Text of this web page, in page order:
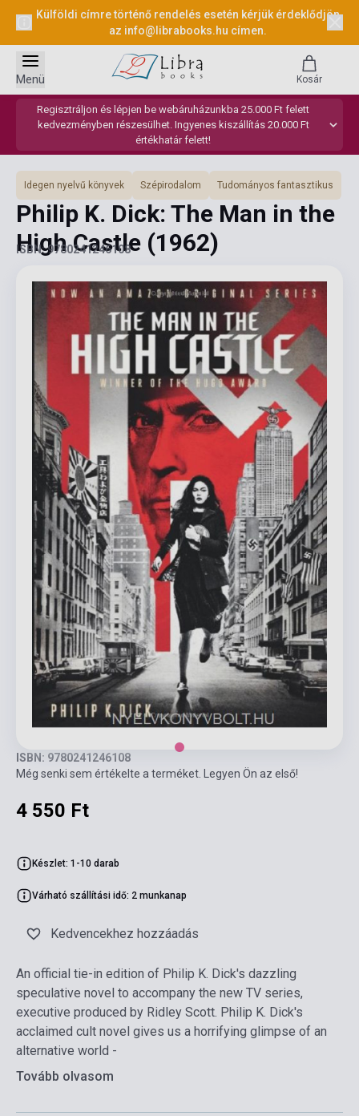
Külföldi címre történő rendelés esetén kérjük érdeklődjön
az info@librabooks.hu címen.
Regisztráljon és lépjen be webáruházunkba 25.000 Ft felett
kedvezményben részesülhet. Ingyenes kiszállítás 20.000 Ft
értékhatár felett!
Menü Kosár
Idegen nyelvű könyvek Szépirodalom Tudományos fantasztikus
Philip K. Dick: The Man in the
High Castle (1962)
ISBN: 9780241246108
ISBN: 9780241246108
Még senki sem értékelte a terméket. Legyen Ön az első!
4 550 Ft
Készlet: 1-10 darab
Várható szállítási idő: 2 munkanap
Kedvencekhez hozzáadás
An official tie-in edition of Philip K. Dick's dazzling
speculative novel to accompany the new TV series,
executive produced by Ridley Scott. Philip K. Dick's
acclaimed cult novel gives us a horrifying glimpse of an
alternative world -
Tovább olvasom